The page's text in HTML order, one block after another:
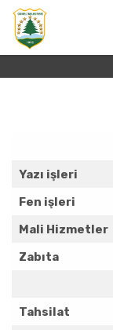
ANA SAYFA
Yazı işleri
Fen işleri
Mali Hizmetler
Zabıta
Tahsilat